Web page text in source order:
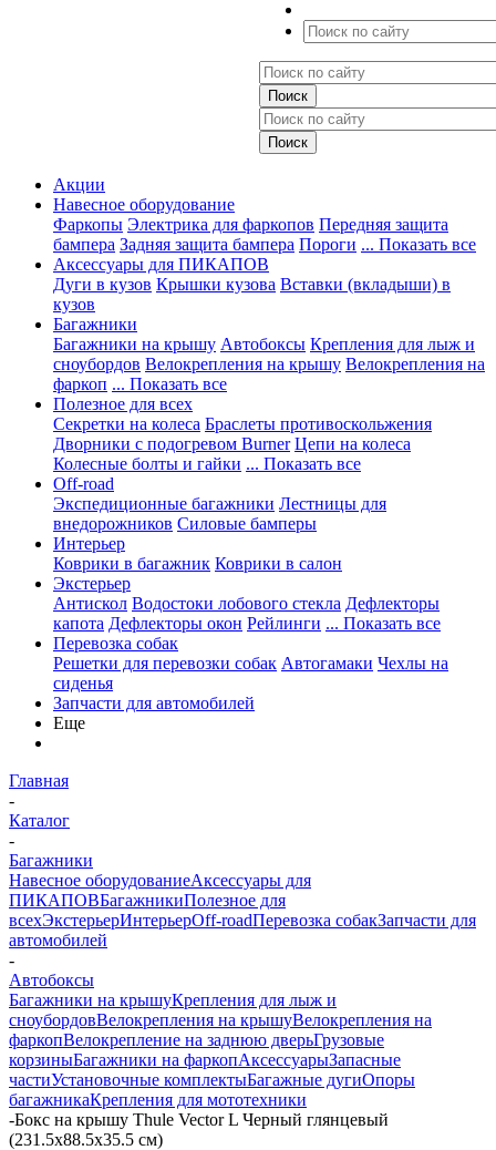
Акции
Навесное оборудование
Фаркопы Электрика для фаркопов Передняя защита
бампера Задняя защита бампера Пороги ... Показать все
Аксессуары для ПИКАПОВ
Дуги в кузов Крышки кузова Вставки (вкладыши) в
кузов
Багажники
Багажники на крышу Автобоксы Крепления для лыж и
сноубордов Велокрепления на крышу Велокрепления на
фаркоп ... Показать все
Полезное для всех
Секретки на колеса Браслеты противоскольжения
Дворники с подогревом Burner Цепи на колеса
Колесные болты и гайки ... Показать все
Off-road
Экспедиционные багажники Лестницы для
внедорожников Силовые бамперы
Интерьер
Коврики в багажник Коврики в салон
Экстерьер
Антискол Водостоки лобового стекла Дефлекторы
капота Дефлекторы окон Рейлинги ... Показать все
Перевозка собак
Решетки для перевозки собак Автогамаки Чехлы на
сиденья
Запчасти для автомобилей
Еще
Главная
-
Каталог
-
Багажники
Навесное оборудованиеАксессуары для
ПИКАПОВБагажникиПолезное для
всехЭкстерьерИнтерьерOff-roadПеревозка собакЗапчасти для
автомобилей
-
Автобоксы
Багажники на крышуКрепления для лыж и
сноубордовВелокрепления на крышуВелокрепления на
фаркопВелокрепление на заднюю дверьГрузовые
корзиныБагажники на фаркопАксессуарыЗапасные
частиУстановочные комплектыБагажные дугиОпоры
багажникаКрепления для мототехники
-Бокс на крышу Thule Vector L Черный глянцевый
(231.5x88.5x35.5 см)